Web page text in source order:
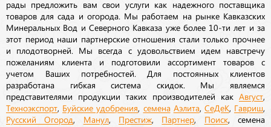
рады предложить вам свои услуги как надежного поставщика
товаров для сада и огорода. Мы работаем на рынке Кавказских
Минеральных Вод и Северного Кавказа уже более 10-ти лет и за
этот период наши партнерские отношения стали только прочнее
и плодотворней. Мы всегда с удовольствием идем навстречу
пожеланиям клиента и подготовили ассортимент товаров с
учетом Ваших потребностей. Для постоянных клиентов
разработана гибкая система скидок. Мы являемся
представителями продукции таких производителей как Август
Техноэкспорт Буйские удобрения семена Аэлита, СеДеК Гавриш
Русский Огород Манул, Престиж Партнер Поиск, семена